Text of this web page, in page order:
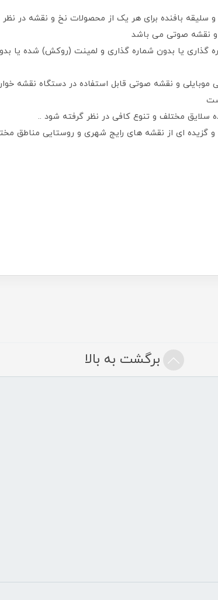
سلیقه بافنده برای هر یک از محصولات نخ و نقشه در
نقشه صوتی می باشد
گذاری یا بدون شماره گذاری و لمینت (روکش) شده یا
و نقشه صوتی قابل استفاده در دستگاه نقشه
سلایق مختلف و تنوع کافی در نظر گرفته شود ..
و گزیده ای از نقشه های رایج شهری و روستایی مناطق
برگشت به بالا